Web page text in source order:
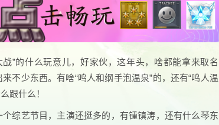
”的什么玩意儿，好家伙，这年头，啥都能拿来取名
不少东西。有啥“鸣人和纲手泡温泉”的，还有“鸣人温
跟什么！
综艺节目，主演还挺多的，有锺镇涛，还有什么琴东